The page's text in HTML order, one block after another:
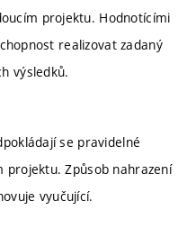
projektu. Hodnotícími
realizovat zadaný
výsledků.
se pravidelné
projektu. Způsob nahrazení
vyučující.